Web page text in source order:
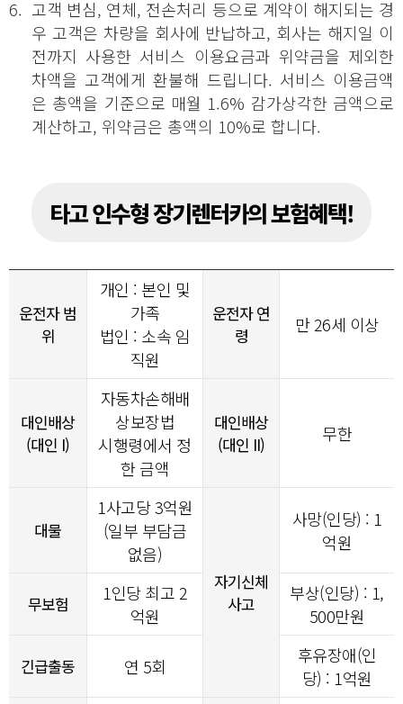
6. 고객 변심, 연체, 전손처리 등으로 계약이 해지되는 경
우 고객은 차량을 회사에 반납하고, 회사는 해지일 이
전까지 사용한 서비스 이용요금과 위약금을 제외한
차액을 고객에게 환불해 드립니다. 서비스 이용금액
은 총액을 기준으로 매월 1.6% 감가상각한 금액으로
계산하고, 위약금은 총액의 10%로 합니다.
타고 인수형 장기렌터카의 보험혜택!
운전자 범
위
개인 : 본인 및
가족
법인 : 소속 임
직원
운전자 연
령
만 26세 이상
대인배상
(대인 I)
자동차손해배
상보장법
시행령에서 정
한 금액
대인배상
(대인 II)
무한
대물
1사고당3억원
(일부 부담금
없음)
자기신체
사고
사망(인당) : 1
억원
무보험
1인당 최고 2
억원
부상(인당) : 1,
500만원
긴급출동 연 5회
후유장애(인
당) : 1억원